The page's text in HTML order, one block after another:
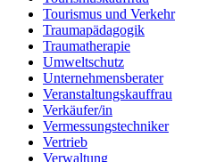
Tourismus und Verkehr
Traumapädagogik
Traumatherapie
Umweltschutz
Unternehmensberater
Veranstaltungskauffrau
Verkäufer/in
Vermessungstechniker
Vertrieb
Verwaltung